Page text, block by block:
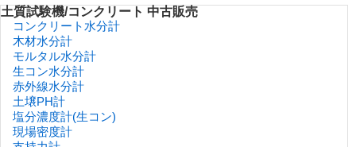
土質試験機/コンクリート 中古販売
コンクリート水分計
木材水分計
モルタル水分計
生コン水分計
赤外線水分計
土壌PH計
塩分濃度計(生コン)
現場密度計